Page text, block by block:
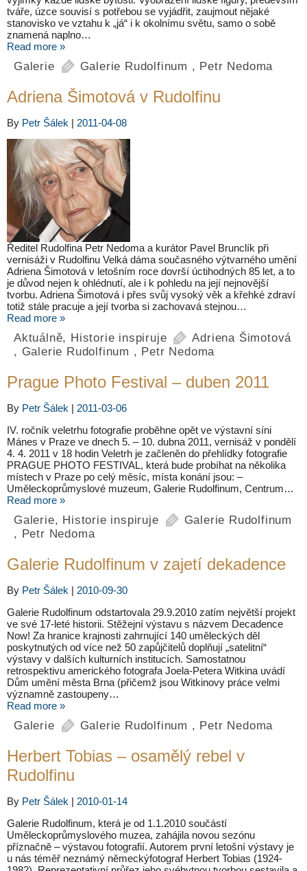
tváře, úzce souvisí s potřebou se vyjádřit, zaujmout nějaké
stanovisko ve vztahu k „já“ i k okolnímu světu, samo o sobě
znamená naplno…
Read more »
Galerie Galerie Rudolfinum , Petr Nedoma
Adriena Šimotová v Rudolfinu
By Petr Šálek | 2011-04-08
Ředitel Rudolfina Petr Nedoma a kurátor Pavel Brunclík při
vernisáži v Rudolfinu Velká dáma současného výtvarného umění
Adriena Šimotová v letošním roce dovrší úctihodných 85 let, a to
je důvod nejen k ohlédnutí, ale i k pohledu na její nejnovější
tvorbu. Adriena Šimotová i přes svůj vysoký věk a křehké zdraví
totiž stále pracuje a její tvorba si zachovavá stejnou…
Read more »
Aktuálně, Historie inspiruje
Adriena Šimotová
, Galerie Rudolfinum , Petr Nedoma
Prague Photo Festival – duben 2011
By Petr Šálek | 2011-03-06
IV. ročník veletrhu fotografie proběhne opět ve výstavní síni
Mánes v Praze ve dnech 5. – 10. dubna 2011, vernisáž v pondělí
4. 4. 2011 v 18 hodin Veletrh je začleněn do přehlídky fotografie
PRAGUE PHOTO FESTIVAL, která bude probíhat na několika
místech v Praze po celý měsíc, místa konání jsou: –
Uměleckoprůmyslové muzeum, Galerie Rudolfinum, Centrum…
Read more »
Galerie, Historie inspiruje
Galerie Rudolfinum
, Petr Nedoma
Galerie Rudolfinum v zajetí dekadence
By Petr Šálek | 2010-09-30
Galerie Rudolfinum odstartovala 29.9.2010 zatím největší projekt
ve své 17-leté historii. Stěžejní výstavu s názvem Decadence
Now! Za hranice krajnosti zahrnující 140 uměleckých děl
poskytnutých od více než 50 zapůjčitelů doplňují „satelitní“
výstavy v dalších kulturních institucích. Samostatnou
retrospektivu amerického fotografa Joela-Petera Witkina uvádí
Dům umění města Brna (přičemž jsou Witkinovy práce velmi
významně zastoupeny…
Read more »
Galerie Galerie Rudolfinum , Petr Nedoma
Herbert Tobias – osamělý rebel v
Rudolfinu
By Petr Šálek | 2010-01-14
Galerie Rudolfinum, která je od 1.1.2010 součástí
Uměleckoprůmyslového muzea, zahájila novou sezónu
příznačně – výstavou fotografií. Autorem první letošní výstavy je
u nás téměř neznámý německýfotograf Herbert Tobias (1924-